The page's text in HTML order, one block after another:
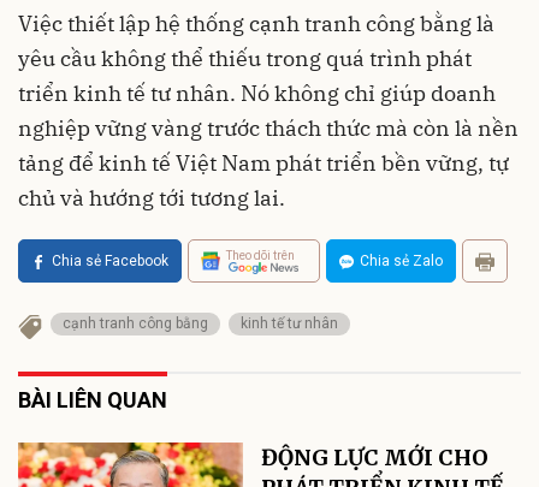
Việc thiết lập hệ thống cạnh tranh công bằng là
yêu cầu không thể thiếu trong quá trình phát
triển kinh tế tư nhân. Nó không chỉ giúp doanh
nghiệp vững vàng trước thách thức mà còn là nền
tảng để kinh tế Việt Nam phát triển bền vững, tự
chủ và hướng tới tương lai.
Chia sẻ Facebook Theo dõi trên Chia sẻ Zalo
cạnh tranh công bằng kinh tế tư nhân
BÀI LIÊN QUAN
ĐỘNG LỰC MỚI CHO